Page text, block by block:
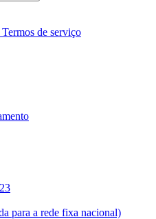
de serviço
para a rede fixa nacional)